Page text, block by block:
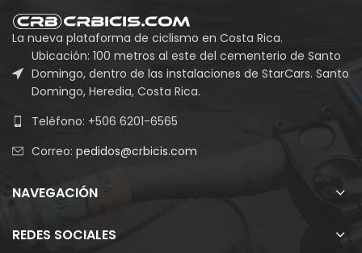
La nueva plataforma de ciclismo en Costa Rica.
Ubicación: 100 metros al este del cementerio de Santo
Domingo, dentro de las instalaciones de StarCars. Santo
Domingo, Heredia, Costa Rica.
Teléfono: +506 6201-6565
Correo: pedidos@crbicis.com
NAVEGACIÓN
REDES SOCIALES